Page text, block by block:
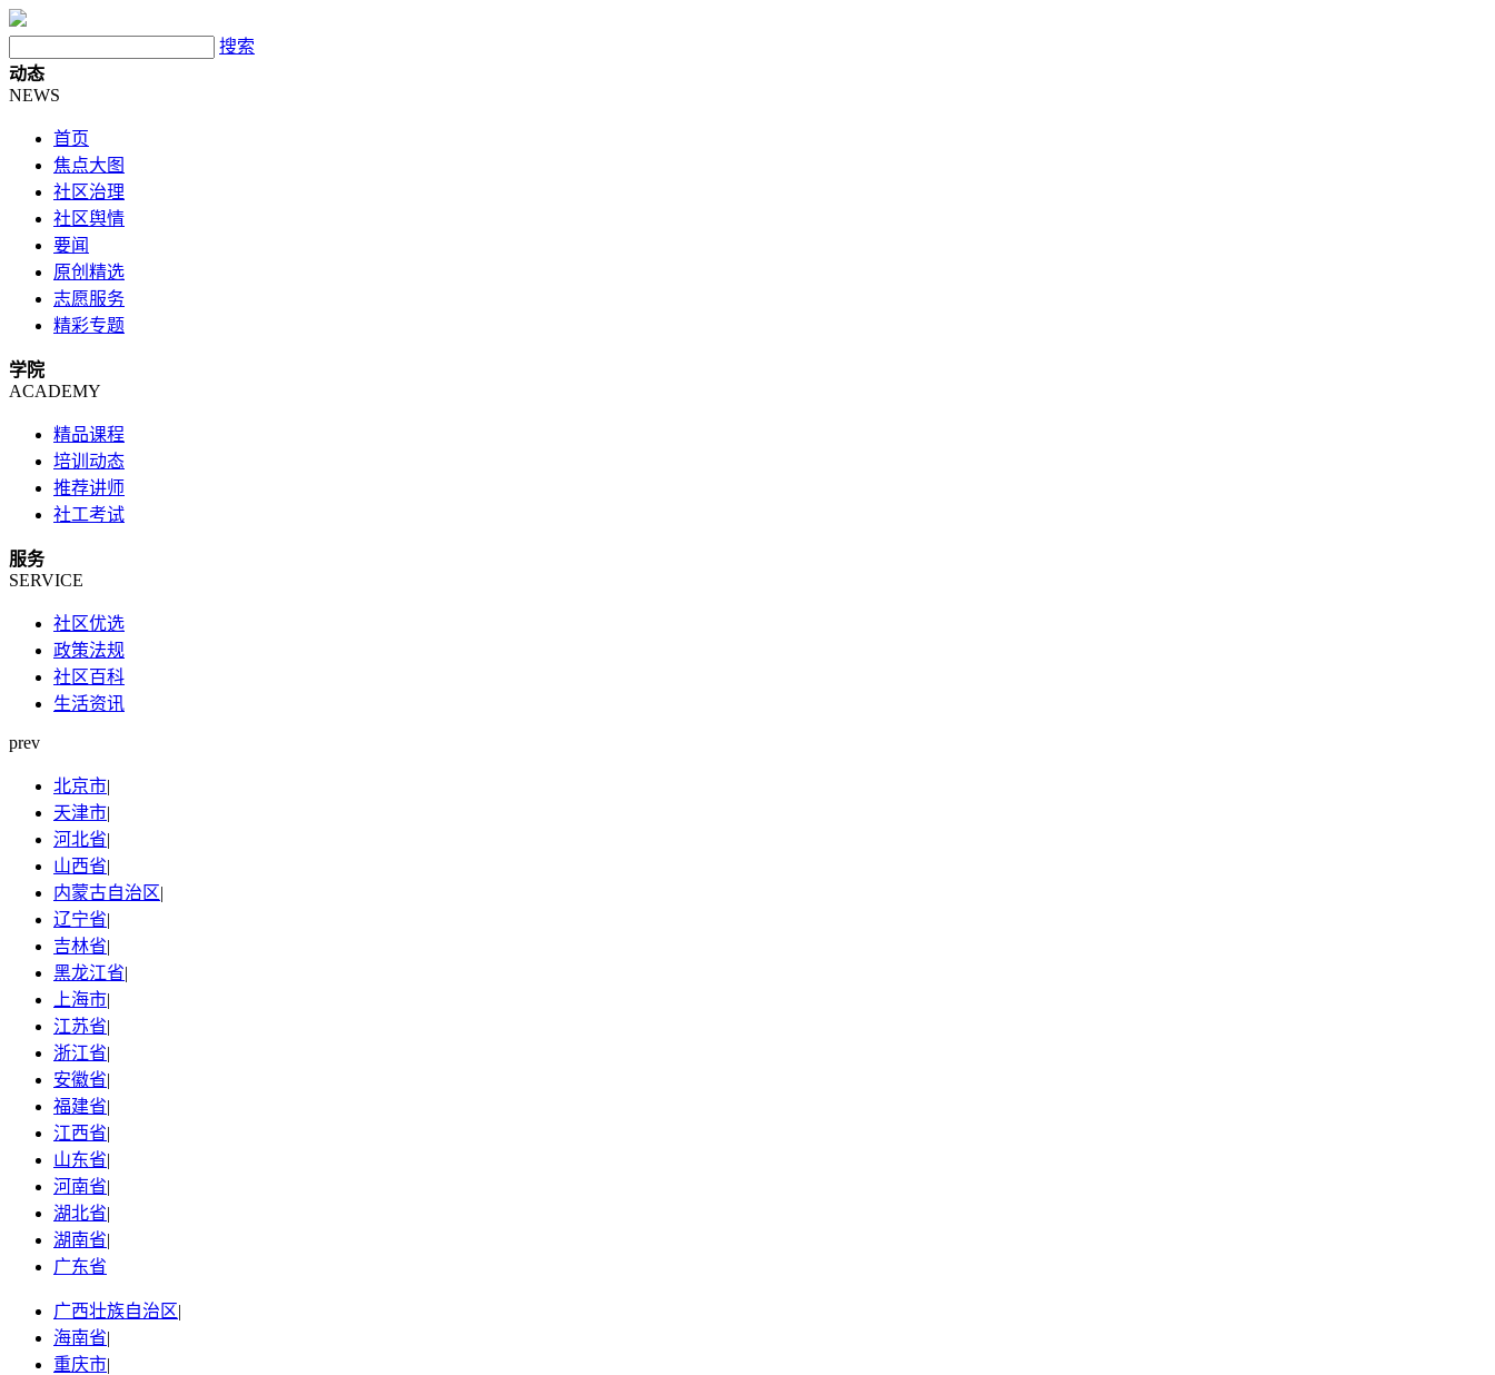
搜索
动态
NEWS
首页
焦点大图
社区治理
社区舆情
要闻
原创精选
志愿服务
精彩专题
学院
ACADEMY
精品课程
培训动态
推荐讲师
社工考试
服务
SERVICE
社区优选
政策法规
社区百科
生活资讯
prev
北京市|
天津市|
河北省|
山西省|
内蒙古自治区|
辽宁省|
吉林省|
黑龙江省|
上海市|
江苏省|
浙江省|
安徽省|
福建省|
江西省|
山东省|
河南省|
湖北省|
湖南省|
广东省
广西壮族自治区|
海南省|
重庆市|